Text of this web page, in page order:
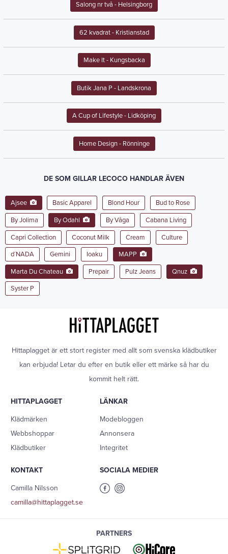
Salong nr två - Helsingborg
62 kvadrat- Kristianstad
Make It- Kungsbacka
Butik Jana P- Landskrona
A Cup of Lifestyle- Lidköping
Home Design- Rönninge
DE SOM GILLAR LECOCO HANDLAR ÄVEN
Ajsee Basic Apparel Blond Hour Bud to Rose
By Jolima By Odahl By Våga Cabana Living
Capri Collection Coconut Milk Cream Culture
d´NADA Gemini Ioaku MAPP
Marta Du Chateau Prepair Pulz Jeans Qnuz
Syster P
Hittaplagget är ett stort register med allt som svenska klädbutiker
kan erbjuda! Letar du efter en butik eller ett märke så har du
kommit helt rätt.
HITTAPLAGGET
Klädmärken
Webbshoppar
Klädbutiker
LÄNKAR
Modebloggen
Annonsera
Integritet
KONTAKT
Camilla Nilsson
camilla@hittaplagget.se
SOCIALA MEDIER
PARTNERS